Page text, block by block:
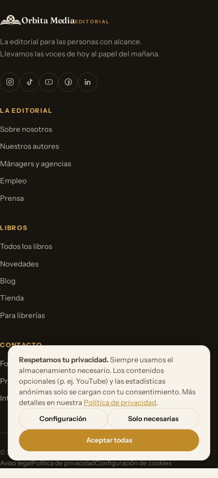
Orbita MediaEDITORIAL
La editorial para las personas con alcance.
Llevamos las voces de hoy al papel del mañana.
LA EDITORIAL
Sobre nosotros
Nuestros autores
Mánagers y agencias
Empleo
Prensa
LIBROS
Todos los libros
Novedades
Blog
Tienda
Para librerías
CONTACTO
Formulario de contacto
Proponer un proyecto de libro
International Rights
© 2026 Orbita Media GmbH. Todos los derechos reservados.
Aviso legalPolítica de privacidadConfiguración de cookies
Respetamos tu privacidad. Siempre usamos el
almacenamiento necesario. Los contenidos
opcionales (p. ej. YouTube) y las estadísticas
anónimas solo se cargan con tu consentimiento. Más
detalles en nuestra Política de privacidad.
Configuración
Solo necesarias
Aceptar todas